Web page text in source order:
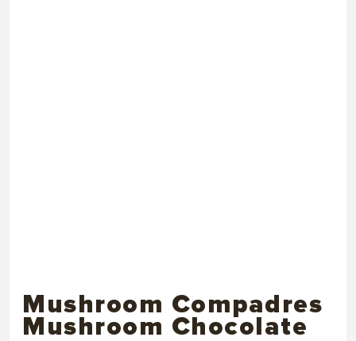
Mushroom Compadres
Mushroom Chocolate